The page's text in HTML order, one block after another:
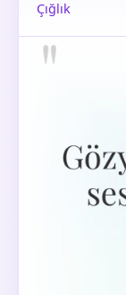
Çığlık